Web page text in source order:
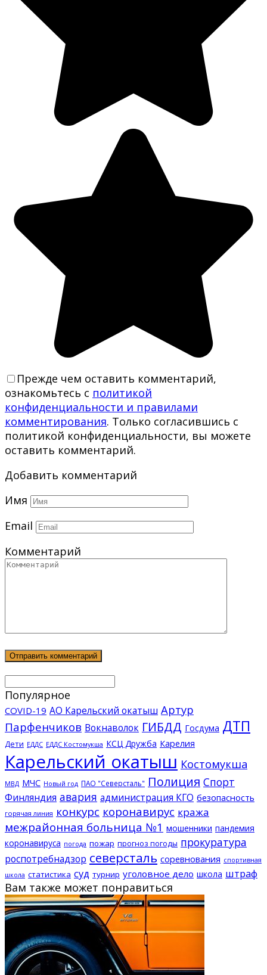
Прежде чем оставить комментарий,
ознакомьтесь с политикой
конфиденциальности и правилами
комментирования. Только согласившись с
политикой конфиденциальности, вы можете
оставить комментарий.
Добавить комментарий
Имя
Email
Комментарий
Популярное
COVID-19 АО Карельский окатыш Артур
Парфенчиков Вокнаволок ГИБДД Госдума ДТП
Дети ЕДДС ЕДДС Костомукша КСЦ Дружба Карелия
Карельский окатыш Костомукша
МВД МЧС Новый год ПАО "Северсталь" Полиция Спорт
Финляндия авария администрация КГО безопасность
горячая линия конкурс коронавирус кража
межрайонная больница №1 мошенники пандемия
коронавируса погода пожар прогноз погоды прокуратура
роспотребнадзор северсталь соревнования спортивная
школа статистика суд турнир уголовное дело школа штраф
Вам также может понравиться